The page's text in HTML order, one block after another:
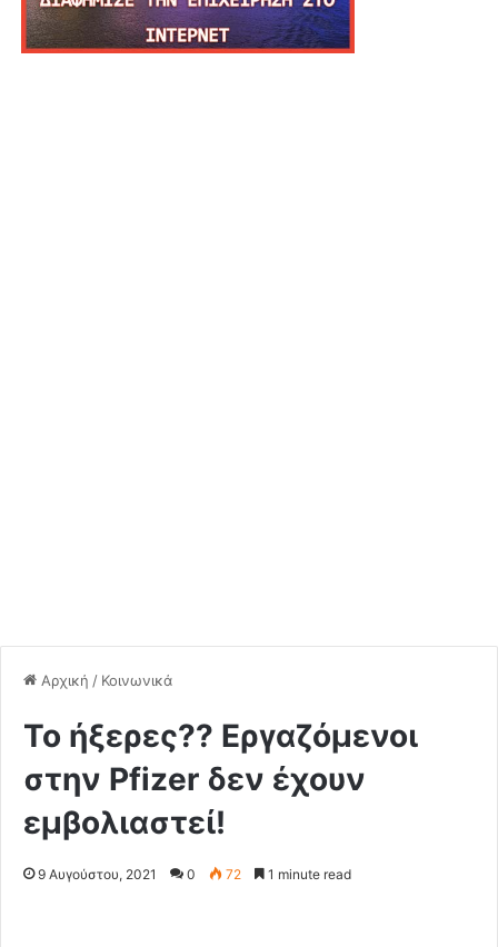
Αρχική / Κοινωνικά
Το ήξερες?? Εργαζόμενοι
στην Pfizer δεν έχουν
εμβολιαστεί!
9 Αυγούστου, 2021 0 72 1 minute read